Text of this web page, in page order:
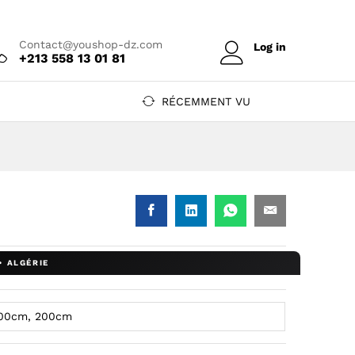
Contact@youshop-dz.com
+213 558 13 01 81
Log in
RÉCEMMENT VU
DZ DZ
— YouShop DZ
— YouShop DZ
blanc — YouShop DZ
blanc — YouShop DZ
100cm blanc — YouShop DZ
charge 100cm blanc — YouShop DZ
pd charge 100cm blanc — YouShop DZ
200cm